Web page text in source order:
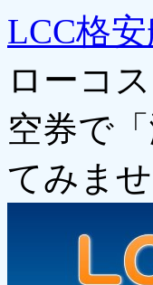
LCC格
ローコ
空券で
てみま